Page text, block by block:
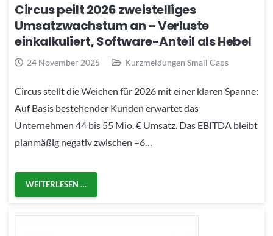
Circus peilt 2026 zweistelliges
Umsatzwachstum an – Verluste
einkalkuliert, Software-Anteil als Hebel
24 November 2025 Kurzmeldungen Small Caps
Circus stellt die Weichen für 2026 mit einer klaren Spanne:
Auf Basis bestehender Kunden erwartet das
Unternehmen 44 bis 55 Mio. € Umsatz. Das EBITDA bleibt
planmäßig negativ zwischen –6…
WEITERLESEN …